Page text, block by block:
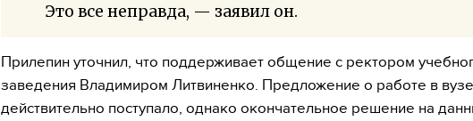
Это все неправда, — заявил он.
Прилепин уточнил, что поддерживает общение с ректором
заведения Владимиром Литвиненко. Предложение о работе в
действительно поступало, однако окончательное решение на